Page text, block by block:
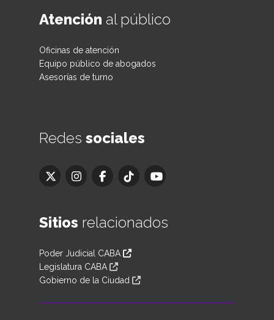
Atención al público
Oficinas de atención
Equipo público de abogados
Asesorías de turno
Redes sociales
Sitios relacionados
Poder Judicial CABA
Legislatura CABA
Gobierno de la Ciudad